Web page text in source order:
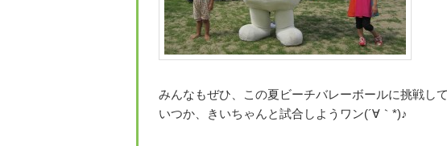
みんなもぜひ、この夏ビーチバレーボールに挑戦し
いつか、きいちゃんと試合しようワン(´∀｀*)♪